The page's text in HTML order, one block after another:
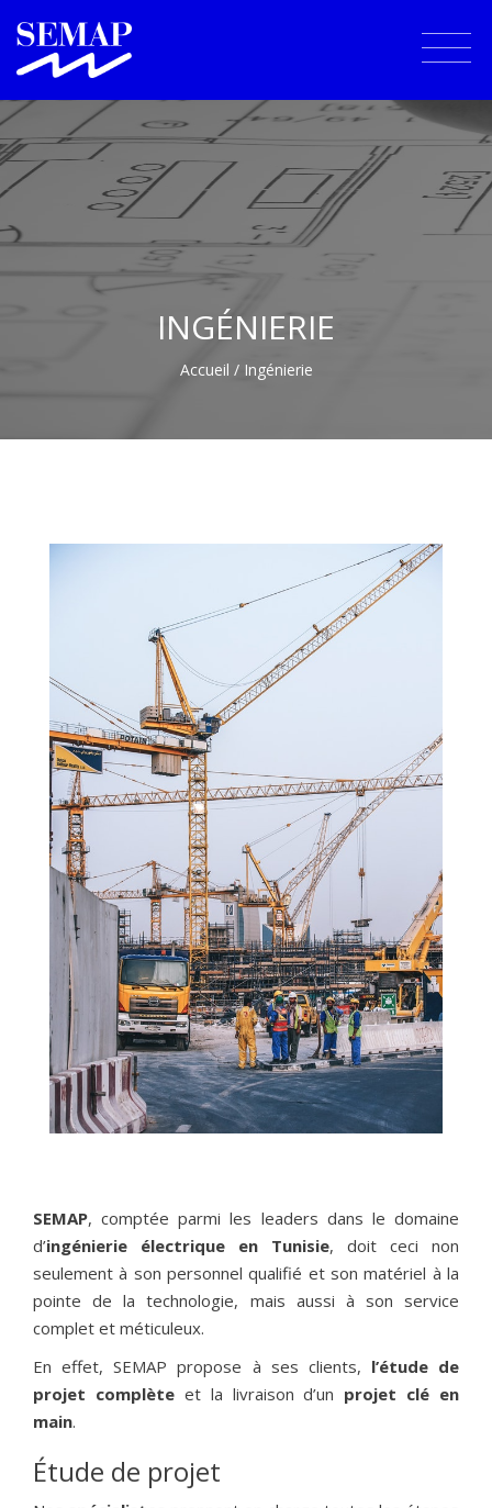
INGÉNIERIE
Accueil / Ingénierie
NOS
PARTENAIRES
Ils nous ont fait confiance.
SEMAP, comptée parmi les leaders dans le domaine
d’ingénierie électrique en Tunisie, doit ceci non
seulement à son personnel qualifié et son matériel à la
pointe de la technologie, mais aussi à son service
complet et méticuleux.
En effet, SEMAP propose à ses clients, l’étude de
projet complèteet la livraison d’un projet clé en
main.
Étude de projet